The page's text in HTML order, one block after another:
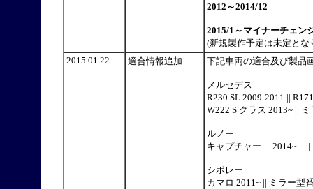
2012～2014/12
2015/1～マイナーチェン
(新規製作予定は未定とな
2015.01.22
適合情報追加 下記車両の適合及び製品
メルセデス
R230 SL 2009-2011 ||
W222 S クラス 2013~ ||
ルノー
キャプチャー 2014~ ||
シボレー
カマロ 2011~ || ミラー型